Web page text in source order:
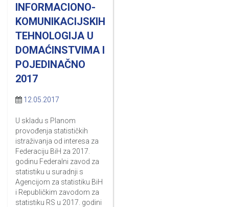
INFORMACIONO-
KOMUNIKACIJSKIH
TEHNOLOGIJA U
DOMAĆINSTVIMA I
POJEDINAČNO
2017
12.05.2017
U skladu s Planom
provođenja statističkih
istraživanja od interesa za
Federaciju BiH za 2017.
godinu Federalni zavod za
statistiku u suradnji s
Agencijom za statistiku BiH
i Republičkim zavodom za
statistiku RS u 2017. godini